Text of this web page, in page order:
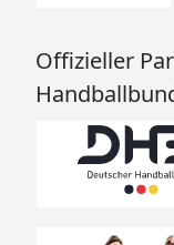
Offizieller